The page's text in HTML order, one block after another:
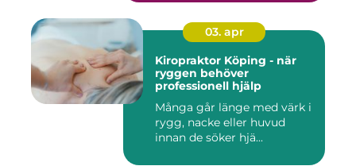
03. apr
Kiropraktor Köping - när
ryggen behöver
professionell hjälp
Många går länge med värk i
rygg, nacke eller huvud
innan de söker hjä...